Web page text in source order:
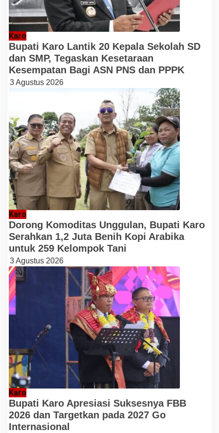
Karo
Bupati Karo Lantik 20 Kepala Sekolah SD
dan SMP, Tegaskan Kesetaraan
Kesempatan Bagi ASN PNS dan PPPK
3 Agustus 2026
Karo
Dorong Komoditas Unggulan, Bupati Karo
Serahkan 1,2 Juta Benih Kopi Arabika
untuk 259 Kelompok Tani
3 Agustus 2026
Karo
Bupati Karo Apresiasi Suksesnya FBB
2026 dan Targetkan pada 2027 Go
Internasional